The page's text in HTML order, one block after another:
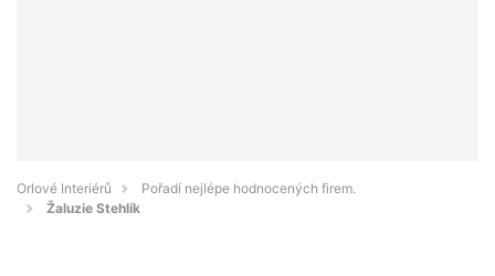
Orlové Interiérů
Pořadí nejlépe hodnocených firem.
Žaluzie Stehlík